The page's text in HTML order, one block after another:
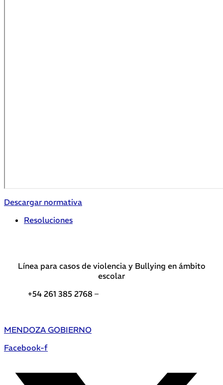
Descargar normativa
Resoluciones
Línea para casos de violencia y Bullying en ámbito
escolar
+54 261 385 2768 –
MENDOZA GOBIERNO
Facebook-f